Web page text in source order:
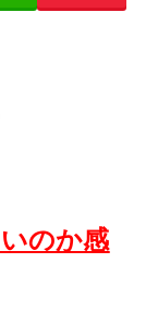
のか感